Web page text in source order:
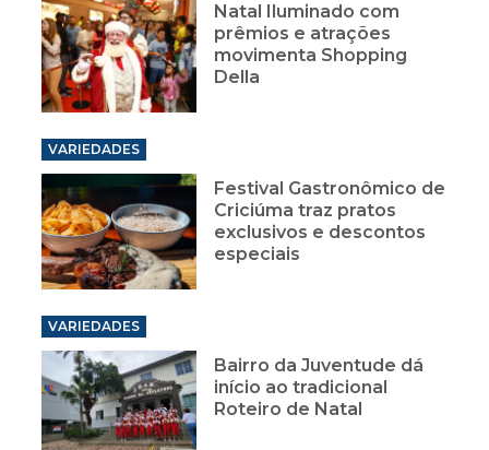
Natal Iluminado com
prêmios e atrações
movimenta Shopping
Della
VARIEDADES
Festival Gastronômico de
Criciúma traz pratos
exclusivos e descontos
especiais
VARIEDADES
Bairro da Juventude dá
início ao tradicional
Roteiro de Natal